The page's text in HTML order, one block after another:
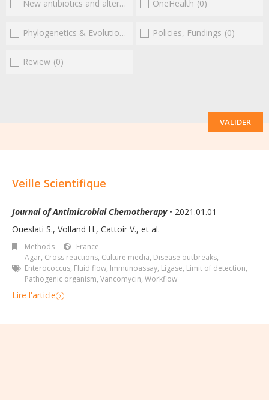
New antibiotics and alternatives (0)
OneHealth (0)
Phylogenetics & Evolution Policies, Fundings (0)
Review (0)
VALIDER
Veille Scientifique
Journal of Antimicrobial Chemotherapy• 2021.01.01
Oueslati S., Volland H., Cattoir V., et al.
Methods
France
Agar, Cross reactions, Culture media, Disease outbreaks,
Enterococcus, Fluid flow, Immunoassay, Ligase, Limit of detection,
Pathogenic organism, Vancomycin, Workflow
Lire l'article